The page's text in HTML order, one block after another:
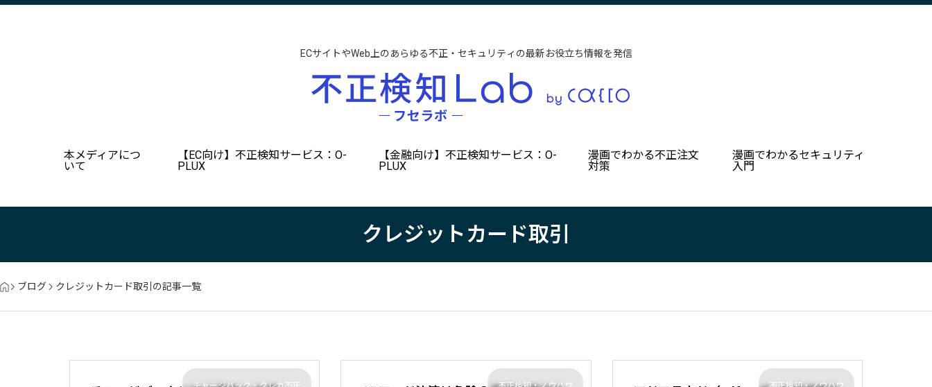
ECサイトやWeb上のあらゆる不正・セキュリティの最新お役立ち情報を発信
本メディアにつ
いて
【EC向け】不正検知サービス：O-
PLUX
【金融向け】不正検知サービス：O-
PLUX
漫画でわかる不正注文
対策
漫画でわかるセキュリティ
入門
クレジットカード取引
ブログ クレジットカード取引の記事一覧